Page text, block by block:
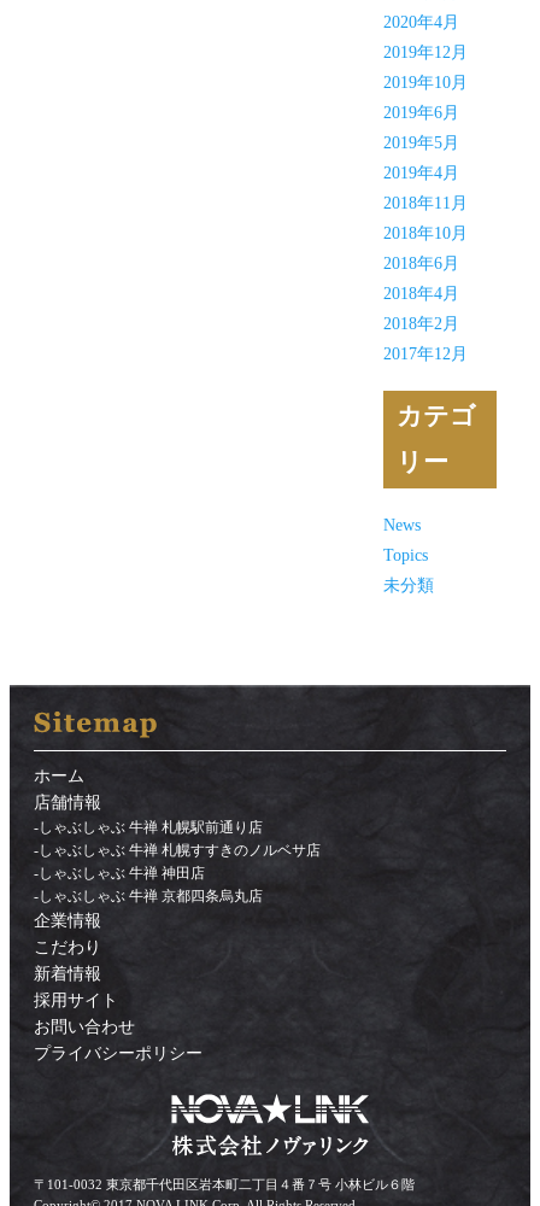
2020年4月
2019年12月
2019年10月
2019年6月
2019年5月
2019年4月
2018年11月
2018年10月
2018年6月
2018年4月
2018年2月
2017年12月
カテゴ
リー
News
Topics
未分類
ホーム
店舗情報
-しゃぶしゃぶ 牛禅 札幌駅前通り店
-しゃぶしゃぶ 牛禅 札幌すすきのノルベサ店
-しゃぶしゃぶ 牛禅 神田店
-しゃぶしゃぶ 牛禅 京都四条烏丸店
企業情報
こだわり
新着情報
採用サイト
お問い合わせ
プライバシーポリシー
〒101-0032 東京都千代田区岩本町二丁目４番７号 小林ビル６階